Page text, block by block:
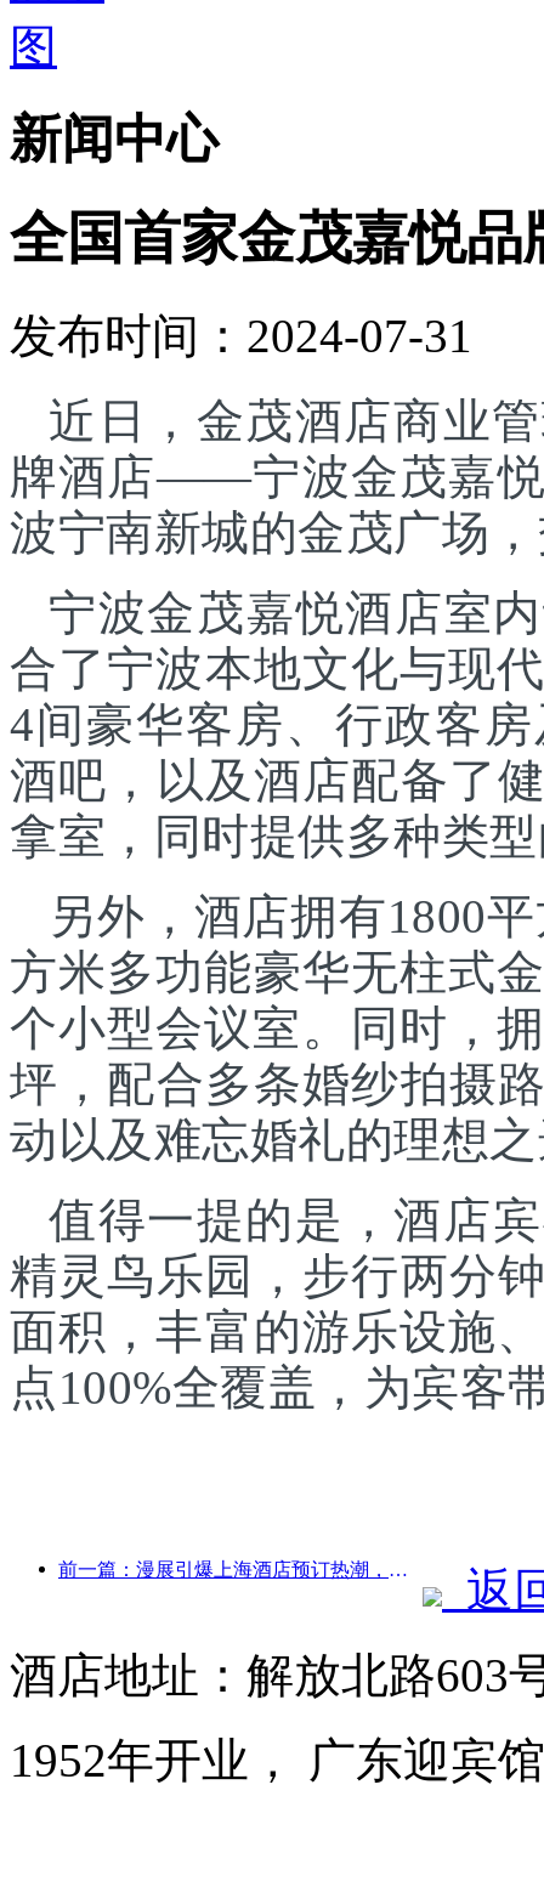
新闻中心
全国首家金茂嘉悦品
发布时间：2024-07-31
近日，金茂酒店商业
牌酒店——宁波金茂嘉
波宁南新城的金茂广场
宁波金茂嘉悦酒店室
合了宁波本地文化与现
4间豪华客房、行政客
酒吧，以及酒店配备了
拿室，同时提供多种类
另外，酒店拥有1800
方米多功能豪华无柱式
个小型会议室。同时，
坪，配合多条婚纱拍摄
动以及难忘婚礼的理想
值得一提的是，酒店
精灵鸟乐园，步行两分
面积，丰富的游乐设施
点100%全覆盖，为宾客
前一篇：漫展引爆上海酒店预订热潮，部分酒店搜索量飙升近360%
返
酒店地址：解放北路603
1952年开业， 广东迎